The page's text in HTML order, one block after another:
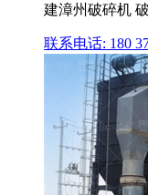
建漳州破碎机
联系电话: 180